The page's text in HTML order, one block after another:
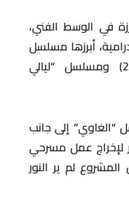
في الوسط الفني،
أبرزها مسلسل
“فوق مستوى الشبهات” (2016) ومسلسل “ليالي
إلى جانب
لإخراج عمل مسرحي
لم ير النور